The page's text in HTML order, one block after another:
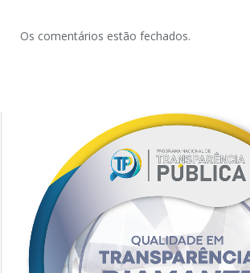
Os comentários estão fechados.